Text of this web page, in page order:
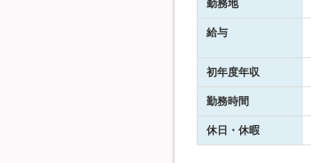
勤務地
給与
初年度年収
勤務時間
休日・休暇